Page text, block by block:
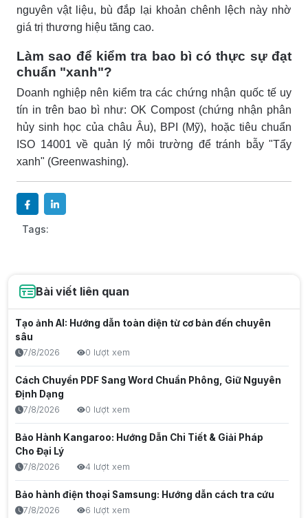
nguyên vật liệu, bù đắp lại khoản chênh lệch này nhờ
giá trị thương hiệu tăng cao.
Làm sao để kiểm tra bao bì có thực sự đạt
chuẩn "xanh"?
Doanh nghiệp nên kiểm tra các chứng nhận quốc tế uy
tín in trên bao bì như: OK Compost (chứng nhận phân
hủy sinh học của châu Âu), BPI (Mỹ), hoặc tiêu chuẩn
ISO 14001 về quản lý môi trường để tránh bẫy "Tẩy
xanh" (Greenwashing).
Tags:
Bài viết liên quan
Tạo ảnh AI: Hướng dẫn toàn diện từ cơ bản đến chuyên
sâu
7/8/2026 0 lượt xem
Cách Chuyển PDF Sang Word Chuẩn Phông, Giữ Nguyên
Định Dạng
7/8/2026 0 lượt xem
Bảo Hành Kangaroo: Hướng Dẫn Chi Tiết & Giải Pháp
Cho Đại Lý
7/8/2026 4 lượt xem
Bảo hành điện thoại Samsung: Hướng dẫn cách tra cứu
7/8/2026 6 lượt xem